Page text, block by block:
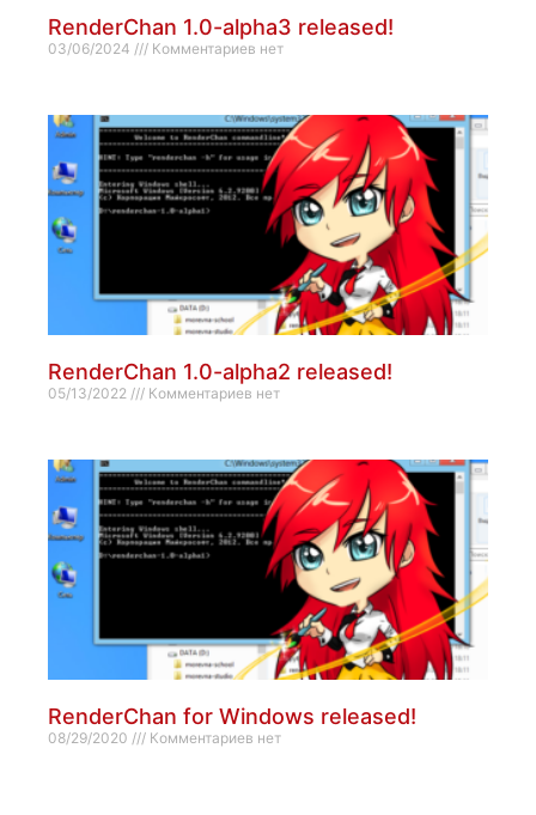
RenderChan 1.0-alpha3 released!
03/06/2024 Комментариев нет
RenderChan 1.0-alpha2 released!
05/13/2022 Комментариев нет
RenderChan for Windows released!
08/29/2020 Комментариев нет